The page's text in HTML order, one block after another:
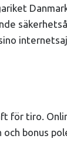
för tiro.
bonus